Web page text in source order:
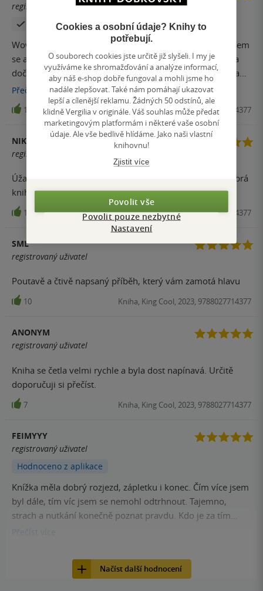
registrovaný uživatel
Zakoupil produkt
Wow, wow, wow. Tak tohle byla jednohubka, od které jsem
se absolutně nemohla odtrhnout. Prostě jsem to musela
dočíst celé na jeden zátah. Zvrat snad na každé stránce a
pachatel mě tedy vůbec nenapadl i když mi bylo jasné, jak
je to s jednou z obětí Rozhodně doporučuji, pokud chcete
mít celých 379 stránek zvýšený tep a skoro nedýchat.
Přečíst více
12 Kniha, King Cool, 2023, 9788027714377
NIKOLA MARTIŠOVÁ
registrovaný uživatel
Úžasná kniha, úžasně se čte a je to doopravdy velmi dobrá
kniha za dlouhou dobu. I love it
11 Kniha, King Cool, 2023, 9788027714377
SML
registrovaný uživatel
Poutavě a čtivě napsaný příběh, který vám zamotá hlavu
10 Kniha, King Cool, 2023, 9788027714377
ANONYM
registrovaný uživatel
Kniha se četla velmi rychle a byla dost napínavá. Určitě
doporučuji si přečíst.
7 Kniha, King Cool, 2023, 9788027714377
FEIMYYY
registrovaný uživatel
Hodnoceno z aplikace
Knížka měla dobrý rozjezd, zápletku i konec. Čím více jsem
byl dále, tím víc jsem se nemohl odtrhnout. Tajemno,
strach a nutkání konečně poznat pravdu. Kdo je za tím
vším. Rozpoutalo to ve mně pocity vědět více a objevovat.
Přečíst
Načíst další hodnocení
Cookies a osobní údaje? Knihy to
potřebují.
O souborech cookies jste určitě již slyšeli. I my je
využíváme ke shromažďování a analýze informací,
aby náš e-shop dobře fungoval a mohli jsme ho
nadále zlepšovat. Také nám pomáhají ukazovat
lepší a cílenější reklamu. Žádných 50 odstínů, ale
klidně Vergilia v originále. Váš souhlas může předat
marketingovým platformám i některé vaše osobní
údaje. Ale vše bedlivě hlídáme. Jako naši vlastní
knihovnu!
Zjistit více
Povolit vše
Povolit pouze nezbytné
Nastavení